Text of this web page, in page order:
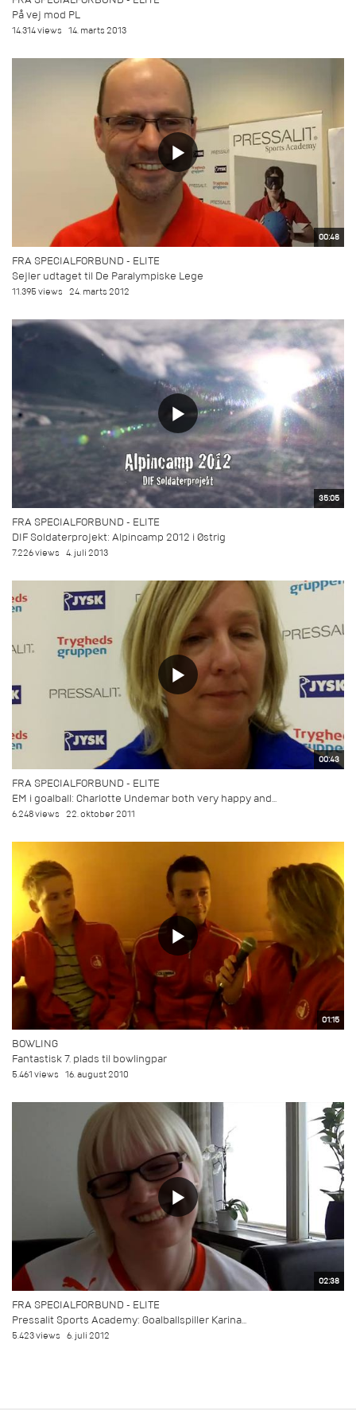
På vej mod PL
14.314 views 14. marts 2013
00:48
FRA SPECIALFORBUND - ELITE
Sejler udtaget til De Paralympiske Lege
11.395 views 24. marts 2012
35:05
FRA SPECIALFORBUND - ELITE
DIF Soldaterprojekt: Alpincamp 2012 i Østrig
7.226 views 4. juli 2013
00:43
FRA SPECIALFORBUND - ELITE
EM i goalball: Charlotte Undemar both very happy and...
6.248 views 22. oktober 2011
01:15
BOWLING
Fantastisk 7. plads til bowlingpar
5.461 views 16. august 2010
02:38
FRA SPECIALFORBUND - ELITE
Pressalit Sports Academy: Goalballspiller Karina...
5.423 views 6. juli 2012